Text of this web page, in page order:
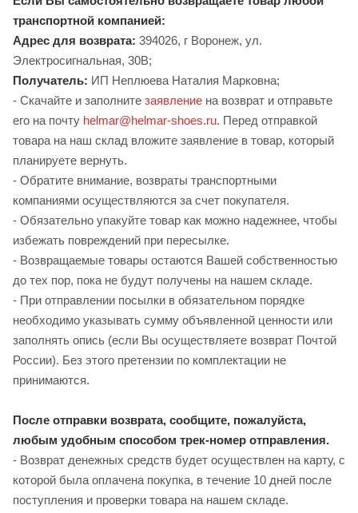
транспортной компанией:
Адрес для возврата: 394026, г Воронеж, ул.
Электросигнальная, 30В;
Получатель: ИП Неплюева Наталия Марковна;
- Скачайте и заполните заявление на возврат и отправьте
его на почту helmar@helmar-shoes.ru. Перед отправкой
товара на наш склад вложите заявление в товар, который
планируете вернуть.
- Обратите внимание, возвраты транспортными
компаниями осуществляются за счет покупателя.
- Обязательно упакуйте товар как можно надежнее, чтобы
избежать повреждений при пересылке.
- Возвращаемые товары остаются Вашей собственностью
до тех пор, пока не будут получены на нашем складе.
- При отправлении посылки в обязательном порядке
необходимо указывать сумму объявленной ценности или
заполнять опись (если Вы осуществляете возврат Почтой
России). Без этого претензии по комплектации не
принимаются.
После отправки возврата, сообщите, пожалуйста,
любым удобным способом трек-номер отправления.
- Возврат денежных средств будет осуществлен на карту, с
которой была оплачена покупка, в течение 10 дней после
поступления и проверки товара на нашем складе.